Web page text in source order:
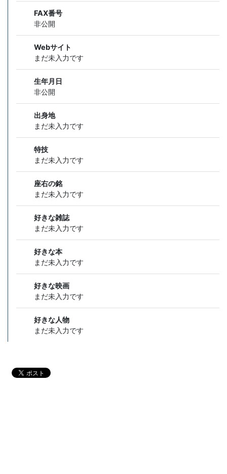
FAX番号
非公開
Webサイト
まだ未入力です
生年月日
非公開
出身地
まだ未入力です
特技
まだ未入力です
座右の銘
まだ未入力です
好きな雑誌
まだ未入力です
好きな本
まだ未入力です
好きな映画
まだ未入力です
好きな人物
まだ未入力です